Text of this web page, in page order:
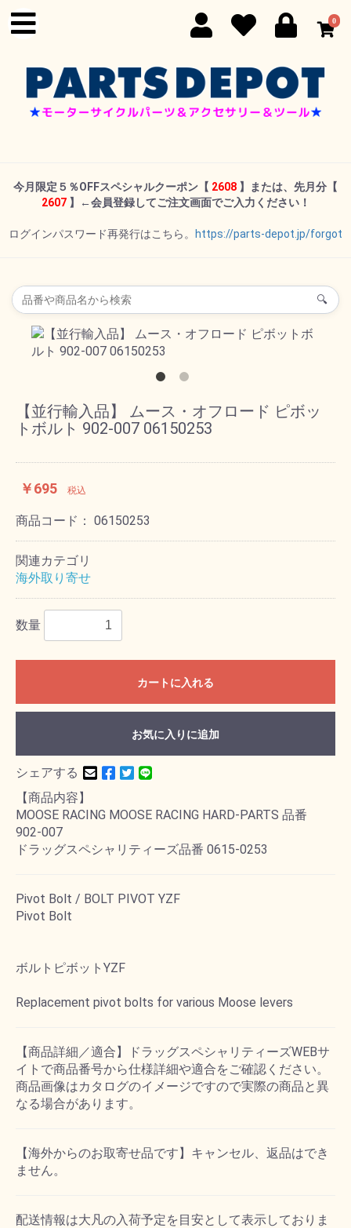
0
今月限定５％OFFスペシャルクーポン 【 2608 】または、先月分【
2607】←会員登録してご注文画面でご入力ください！
ログインパスワード再発行はこちら。 https://parts-depot.jp/forgot
🔍
【並行輸入品】 ムース・オフロード ピボッ
トボルト 902-007 06150253
￥695 税込
商品コード： 06150253
関連カテゴリ
海外取り寄せ
数量
カートに入れる
お気に入りに追加
シェアする
【商品内容】
MOOSE RACING MOOSE RACING HARD-PARTS 品番
902-007
ドラッグスペシャリティーズ品番 0615-0253
Pivot Bolt / BOLT PIVOT YZF
Pivot Bolt
ボルトピボットYZF
Replacement pivot bolts for various Moose levers
【商品詳細／適合】ドラッグスペシャリティーズWEBサ
イトで商品番号から仕様詳細や適合をご確認ください。
商品画像はカタログのイメージですので実際の商品と異
なる場合があります。
【海外からのお取寄せ品です】キャンセル、返品はでき
ません。
配送情報は大凡の入荷予定を目安として表示しておりま